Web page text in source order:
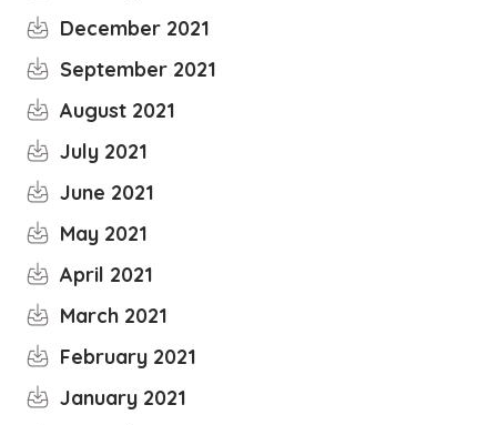
December 2021
September 2021
August 2021
July 2021
June 2021
May 2021
April 2021
March 2021
February 2021
January 2021